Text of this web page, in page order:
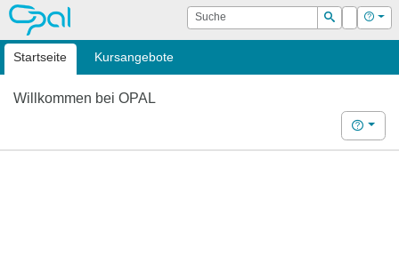
OPAL Suche
Suchen
Login Hilfe
Startseite Kursangebote
Willkommen bei OPAL
Hilfe